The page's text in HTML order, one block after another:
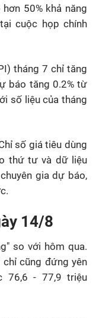
50% khả năng
cuộc họp chính
tháng 7 chỉ tăng
báo tăng 0.2% từ
số liệu của tháng
số giá tiêu dùng
thứ tư và dữ liệu
gia dự báo,
14/8
so với hôm qua.
chỉ cũng đứng yên
76,6 - 77,9 triệu